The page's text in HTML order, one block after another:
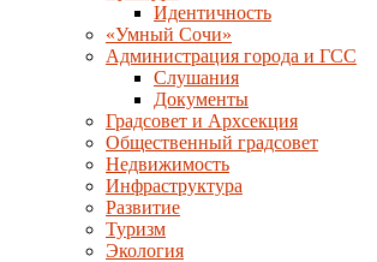
Идентичность
«Умный Сочи»
Администрация города и ГСС
Слушания
Документы
Градсовет и Архсекция
Общественный градсовет
Недвижимость
Инфраструктура
Развитие
Туризм
Экология